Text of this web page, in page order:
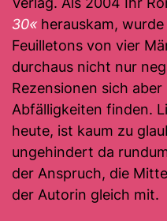
30« herauskam,
Feuilletons von vier
durchaus nicht nur
Rezensionen sich
Abfälligkeiten finden.
heute, ist kaum zu
ungehindert da
der Anspruch, die
der Autorin gleich mit.